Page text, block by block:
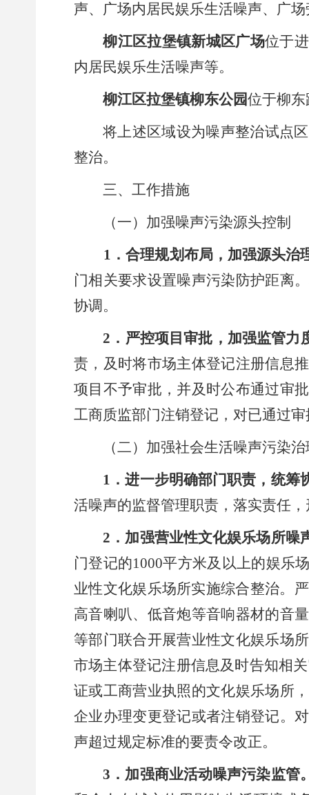
声、广场内居民娱乐生活噪声、广
柳江区拉堡镇新城区广场位于
内居民娱乐生活噪声等。
柳江区拉堡镇柳东公园位于柳
将上述区域设为噪声整治试点
整治。
三、工作措施
（一）加强噪声污染源头控制
1 ．合理规划布局，加强源头治
门相关要求设置噪声污染防护距离
协调。
2 ．严控项目审批，加强监管力
责，及时将市场主体登记注册信息
项目不予审批，并及时公布通过审
工商质监部门注销登记，对已通过
（二）加强社会生活噪声污染
1 ．进一步明确部门职责，统筹
活噪声的监督管理职责，落实责任
2 ．加强营业性文化娱乐场所噪
门登记的1000平方米及以上的娱乐
业性文化娱乐场所实施综合整治。
高音喇叭、低音炮等音响器材的音
等部门联合开展营业性文化娱乐场
市场主体登记注册信息及时告知相
证或工商营业执照的文化娱乐场所
企业办理变更登记或者注销登记。
声超过规定标准的要责令改正。
3 ．加强商业活动噪声污染监管